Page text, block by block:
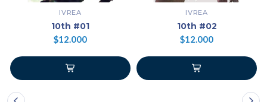
IVREA
10th #01
$12.000
IVREA
10th #02
$12.000